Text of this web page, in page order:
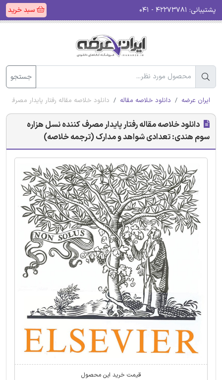
پشتیبانی: سبد خرید
جستجو
ایران عرضه دانلود خلاصه مقاله دانلود خلاصه مقاله رفتار پایدار
دانلود خلاصه مقاله رفتار پایدار مصرف کننده نسل هزاره
سوم هندی: تعدادی شواهد و مدارک (ترجمه خلاصه)
قیمت خرید این محصول